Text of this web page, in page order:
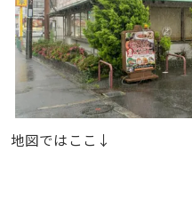
地図ではここ↓